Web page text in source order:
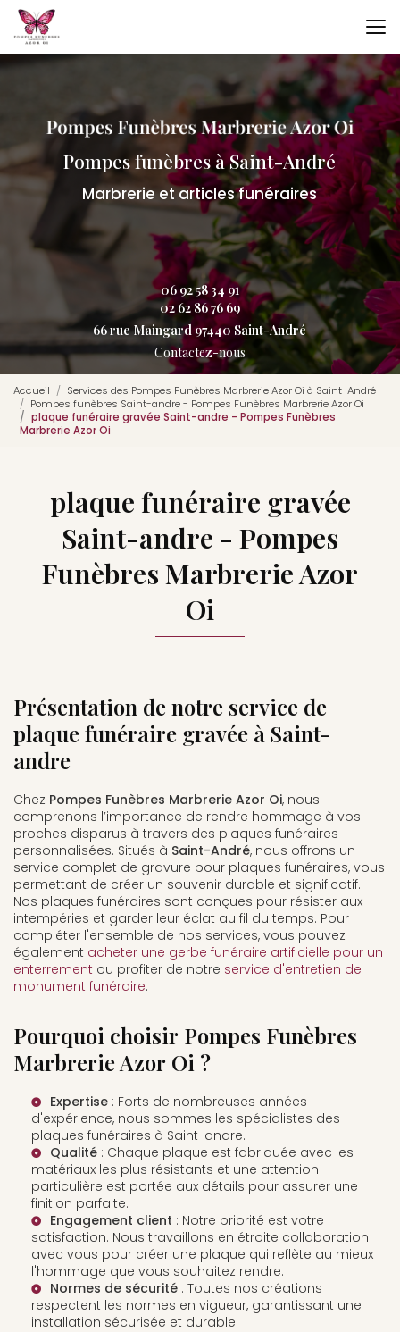
Aller
contenu
principal
Pompes funèbres à Saint-André
Marbrerie et articles funéraires
06 92 58 34 91
02 62 86 76 69
66 rue Maingard 97440 Saint-André
Contactez-nous
Accueil
Services des Pompes Funèbres Marbrerie Azor Oi à Saint-André
Pompes funèbres Saint-andre - Pompes Funèbres Marbrerie Azor Oi
plaque funéraire gravée Saint-andre - Pompes Funèbres
Marbrerie Azor Oi
plaque funéraire gravée
Saint-andre - Pompes
Funèbres Marbrerie Azor
Oi
Présentation de notre service de
plaque funéraire gravée à Saint-
andre
Chez Pompes Funèbres Marbrerie Azor Oi, nous
comprenons l’importance de rendre hommage à vos
proches disparus à travers des plaques funéraires
personnalisées. Situés à Saint-André, nous offrons un
service complet de gravure pour plaques funéraires, vous
permettant de créer un souvenir durable et significatif.
Nos plaques funéraires sont conçues pour résister aux
intempéries et garder leur éclat au fil du temps. Pour
compléter l'ensemble de nos services, vous pouvez
également acheter une gerbe funéraire artificielle pour un
enterrement ou profiter de notre service d'entretien de
monument funéraire.
Pourquoi choisir Pompes Funèbres
Marbrerie Azor Oi ?
Expertise : Forts de nombreuses années
d'expérience, nous sommes les spécialistes des
plaques funéraires à Saint-andre.
Qualité : Chaque plaque est fabriquée avec les
matériaux les plus résistants et une attention
particulière est portée aux détails pour assurer une
finition parfaite.
Engagement client : Notre priorité est votre
satisfaction. Nous travaillons en étroite collaboration
avec vous pour créer une plaque qui reflète au mieux
l'hommage que vous souhaitez rendre.
Normes de sécurité : Toutes nos créations
respectent les normes en vigueur, garantissant une
installation sécurisée et durable.